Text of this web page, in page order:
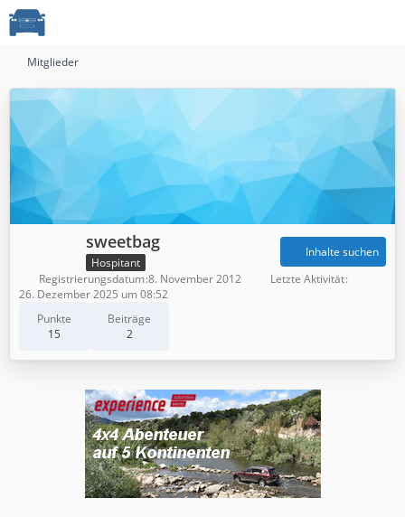
Mitglieder
sweetbag
Hospitant
Punkte
15
Beiträge
2
Inhalte suchen
Registrierungsdatum 8. November 2012
Letzte Aktivität
26. Dezember 2025 um 08:52